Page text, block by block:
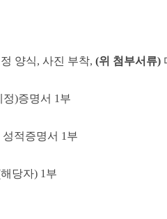
양식, 사진 부착, (위 첨부서류)
정)증명서 1 부
적증명서 1 부
해당자) 1 부